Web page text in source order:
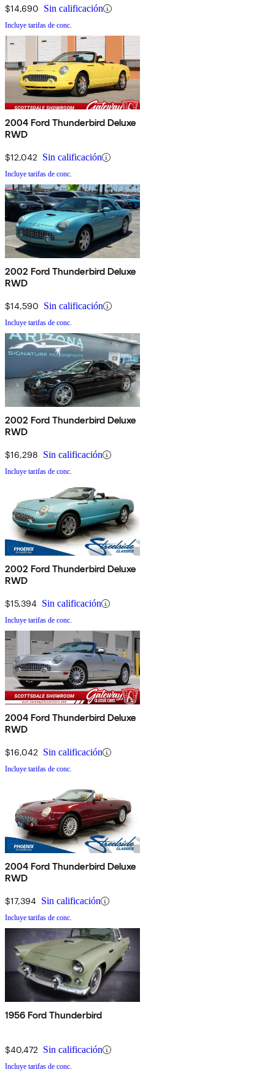
$14,690 Sin calificación
Incluye tarifas de conc.
2004 Ford Thunderbird Deluxe
RWD
$12,042 Sin calificación
Incluye tarifas de conc.
2002 Ford Thunderbird Deluxe
RWD
$14,590 Sin calificación
Incluye tarifas de conc.
2002 Ford Thunderbird Deluxe
RWD
$16,298 Sin calificación
Incluye tarifas de conc.
2002 Ford Thunderbird Deluxe
RWD
$15,394 Sin calificación
Incluye tarifas de conc.
2004 Ford Thunderbird Deluxe
RWD
$16,042 Sin calificación
Incluye tarifas de conc.
2004 Ford Thunderbird Deluxe
RWD
$17,394 Sin calificación
Incluye tarifas de conc.
1956 Ford Thunderbird
$40,472 Sin calificación
Incluye tarifas de conc.